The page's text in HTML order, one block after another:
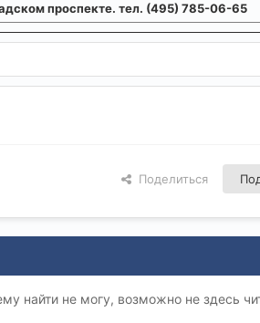
проспекте. тел. (495) 785-06-65
Поделиться
найти не могу, возможно не здесь